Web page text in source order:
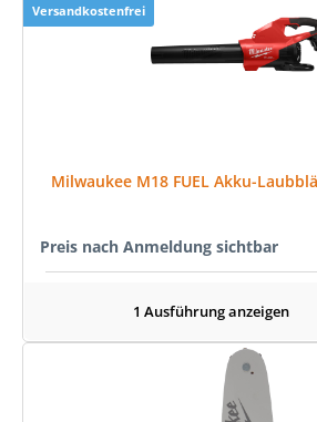
Versandkostenfrei
Milwaukee M18 FUEL Akku-
Preis nach Anmeldung sichtbar
1 Ausführung anzeigen